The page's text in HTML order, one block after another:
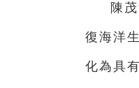
陳
復海洋
化為具